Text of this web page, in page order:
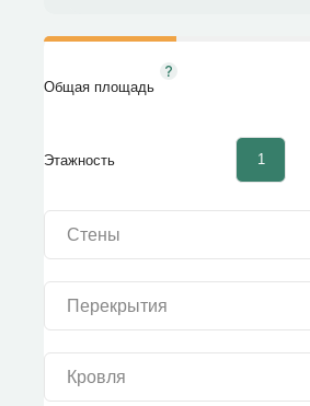
Общая площадь
Этажность 1
Стены
Перекрытия
Кровля